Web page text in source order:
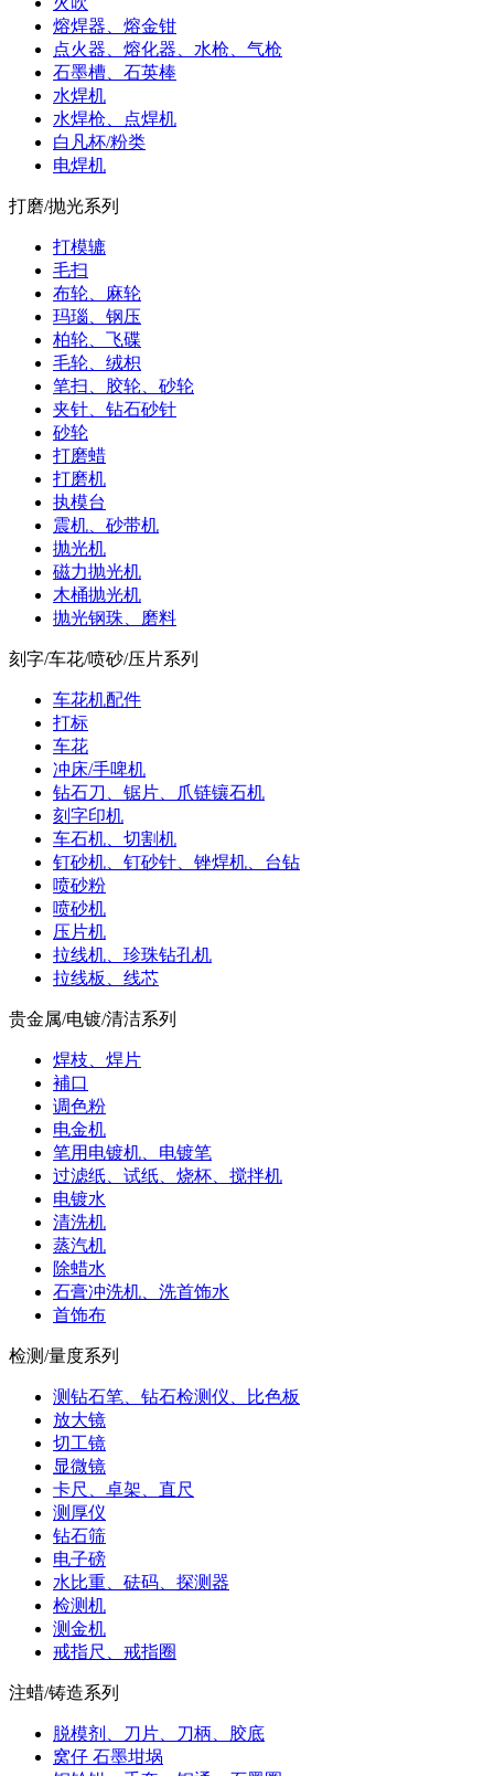
熔焊器、熔金钳
点火器、熔化器、水枪、气枪
石墨槽、石英棒
水焊机
水焊枪、点焊机
白凡杯/粉类
电焊机
打磨/抛光系列
打模辘
毛扫
布轮、麻轮
玛瑙、钢压
柏轮、飞碟
毛轮、绒枳
笔扫、胶轮、砂轮
夹针、钻石砂针
砂轮
打磨蜡
打磨机
执模台
震机、砂带机
抛光机
磁力抛光机
木桶抛光机
抛光钢珠、磨料
刻字/车花/喷砂/压片系列
车花机配件
打标
车花
冲床/手啤机
钻石刀、锯片、爪链镶石机
刻字印机
车石机、切割机
钉砂机、钉砂针、锉焊机、台钻
喷砂粉
喷砂机
压片机
拉线机、珍珠钻孔机
拉线板、线芯
贵金属/电镀/清洁系列
焊枝、焊片
補口
调色粉
电金机
笔用电镀机、电镀笔
过滤纸、试纸、烧杯、搅拌机
电镀水
清洗机
蒸汽机
除蜡水
石膏冲洗机、洗首饰水
首饰布
检测/量度系列
测钻石笔、钻石检测仪、比色板
放大镜
切工镜
显微镜
卡尺、卓架、直尺
测厚仪
钻石筛
电子磅
水比重、砝码、探测器
检测机
测金机
戒指尺、戒指圈
注蜡/铸造系列
脱模剂、刀片、刀柄、胶底
窝仔 石墨坩埚